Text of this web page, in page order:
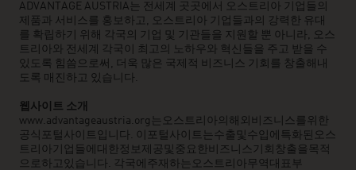
ADVANTAGE AUSTRIA는 전세계 곳곳에서 오스트리아 기업들의
제품과 서비스를 홍보하고, 오스트리아 기업들과의 강력한 유대
를 확립하기 위해 각국의 기업 및 기관들을 지원할 뿐 아니라, 오스
트리아와 전세계 각국이 최고의 노하우와 혁신들을 주고 받을 수
있도록 힘씀으로써, 더욱 많은 국제적 비즈니스 기회를 창출해내
도록 매진하고 있습니다.
웹사이트 소개
www.advantageaustria.org는오스트리아의해외비즈니스를위한
공식포털사이트입니다. 이포털사이트는수출및수입에특화된오스
트리아기업들에대한정보제공및중요한비즈니스기회창출을목적
으로하고있습니다. 각국에주재하는오스트리아무역대표부